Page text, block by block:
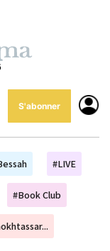
S'abonner
#LIVE
#Book Club